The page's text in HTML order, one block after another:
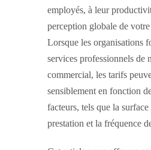
employés, à leur
perception globale de
Lorsque les organisations
services professionnels de
commercial, les tarifs
sensiblement en fonction
facteurs, tels que la
prestation et la fréquence